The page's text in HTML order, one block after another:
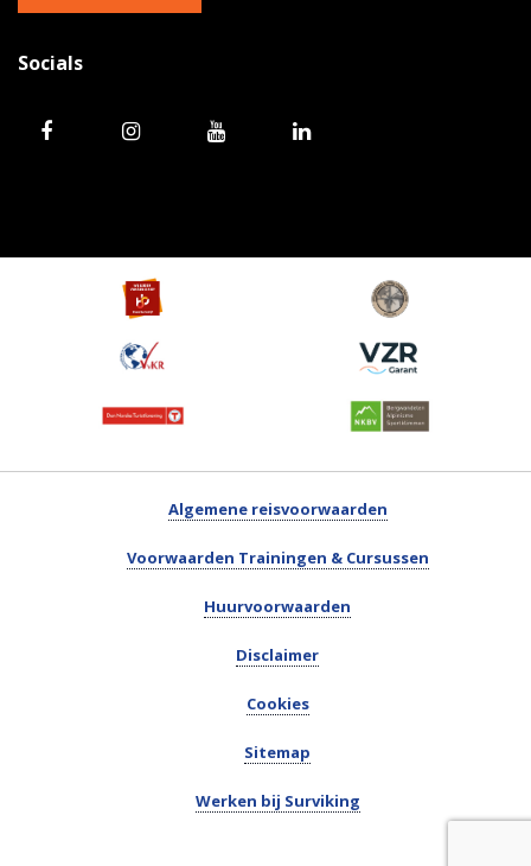
Socials
Algemene reisvoorwaarden
Voorwaarden Trainingen & Cursussen
Huurvoorwaarden
Disclaimer
Cookies
Sitemap
Werken bij Surviking